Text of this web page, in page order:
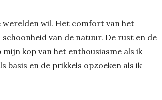
werelden wil. Het comfort van het
van de natuur. De rust en de
kop van het enthousiasme als ik
basis en de prikkels opzoeken als ik